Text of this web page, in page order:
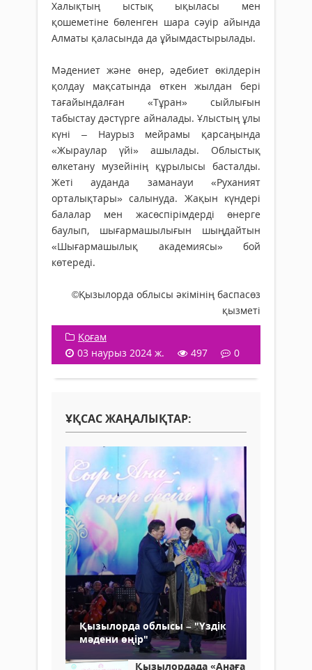
Халықтың ыстық ықыласы мен
қошеметіне бөленген шара сәуір айында
Алматы қаласында да ұйымдастырылады.
Мәдениет және өнер, әдебиет өкілдерін
қолдау мақсатында өткен жылдан бері
тағайындалған «Тұран» сыйлығын
табыстау дәстүрге айналады. Ұлыстың ұлы
күні – Наурыз мейрамы қарсаңында
«Жыраулар үйі» ашылады. Облыстық
өлкетану музейінің құрылысы басталды.
Жеті ауданда заманауи «Руханият
орталықтары» салынуда. Жақын күндері
балалар мен жасөспірімдерді өнерге
баулып, шығармашылығын шыңдайтын
«Шығармашылық академиясы» бой
көтереді.
©️Қызылорда облысы әкімінің баспасөз
қызметі
Қоғам
03 наурыз 2024 ж.
497 0
ҰҚСАС ЖАҢАЛЫҚТАР:
Қызылорда облысы – "Үздік
мәдени өңір"
Қызылордада «Анаға